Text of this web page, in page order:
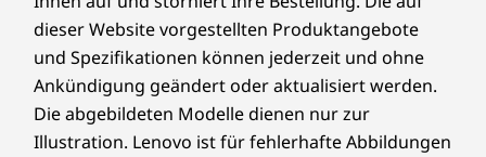
Freigabe von Content und die
Zusammenarbeit mit Kollegen an jedem Ort
ganz einfach. Das komfortable Design bietet
zwei Betrachtungswinkel, integrierte IR-
Sensoren für die Anwesenheitserkennung im
Raum und das automatische Ein- und
25,7 cm (10,1") 10-Punkt-Touch-HD (1.280 x 800),
Seitenverhältnis 16:10, entspiegelt und
schmutzresistent, 340 cd/m²
Um 30° und 60° drehbar
Anschlüsse und Steckplätze
Controller
dieser Website vorgestellten Produktangebote
und Spezifikationen können jederzeit und ohne
Ankündigung geändert oder aktualisiert werden.
Die abgebildeten Modelle dienen nur zur
Illustration. Lenovo ist für fehlerhafte Abbildungen